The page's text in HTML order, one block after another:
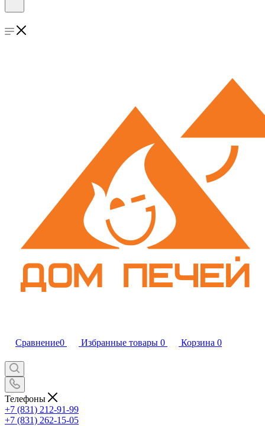
Сравнение0 Избранные товары 0 Корзина 0
Телефоны
+7 (831) 212-91-99
+7 (831) 262-15-05